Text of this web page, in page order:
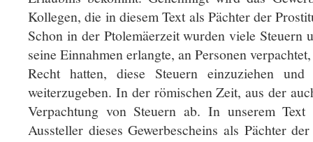
Kollegen, die in diesem Text als Pächter der
Schon in der Ptolemäerzeit wurden viele Steuern
seine Einnahmen erlangte, an Personen
Recht hatten, diese Steuern einzuziehen
weiterzugeben. In der römischen Zeit, aus der
Verpachtung von Steuern ab. In unserem
Aussteller dieses Gewerbescheins als Pächter